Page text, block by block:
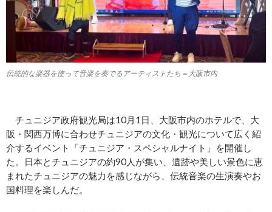
伝統的な楽器を使って音楽を奏でるアーティストたち＝大阪市内
チュニジア政府観光局は10月1日、大阪市内のホテルで、大
阪・関西万博に合わせチュニジアの文化・観光について広く紹
介するイベント「チュニジア・スペシャルナイト」を開催し
た。日本とチュニジアの約90人が集い、遺跡や美しい景色に恵
まれたチュニジアの魅力を感じながら、伝統音楽の生演奏やお
国料理を楽しんだ。